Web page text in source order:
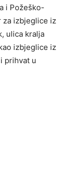
i Požeško-
za izbjeglice iz
ulica kralja
izbjeglice iz
prihvat u